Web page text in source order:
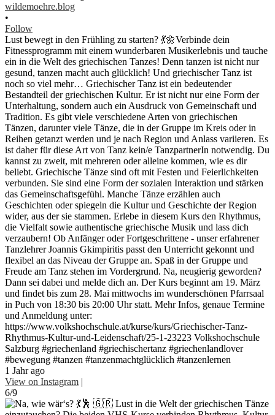
wildemoehre.blog
•
Follow
Lust bewegt in den Frühling zu starten? 💃🌼Verbinde dein
Fitnessprogramm mit einem wunderbaren Musikerlebnis und tauche
ein in die Welt des griechischen Tanzes! Denn tanzen ist nicht nur
gesund, tanzen macht auch glücklich! Und griechischer Tanz ist
noch so viel mehr… Griechischer Tanz ist ein bedeutender
Bestandteil der griechischen Kultur. Er ist nicht nur eine Form der
Unterhaltung, sondern auch ein Ausdruck von Gemeinschaft und
Tradition. Es gibt viele verschiedene Arten von griechischen
Tänzen, darunter viele Tänze, die in der Gruppe im Kreis oder in
Reihen getanzt werden und je nach Region und Anlass variieren. Es
ist daher für diese Art von Tanz kein/e TanzpartnerIn notwendig. Du
kannst zu zweit, mit mehreren oder alleine kommen, wie es dir
beliebt. Griechische Tänze sind oft mit Festen und Feierlichkeiten
verbunden. Sie sind eine Form der sozialen Interaktion und stärken
das Gemeinschaftsgefühl. Manche Tänze erzählen auch
Geschichten oder spiegeln die Kultur und Geschichte der Region
wider, aus der sie stammen. Erlebe in diesem Kurs den Rhythmus,
die Vielfalt sowie authentische griechische Musik und lass dich
verzaubern! Ob Anfänger oder Fortgeschrittene - unser erfahrener
Tanzlehrer Joannis Gkimpiritis passt den Unterricht gekonnt und
flexibel an das Niveau der Gruppe an. Spaß in der Gruppe und
Freude am Tanz stehen im Vordergrund. Na, neugierig geworden?
Dann sei dabei und melde dich an. Der Kurs beginnt am 19. März
und findet bis zum 28. Mai mittwochs im wunderschönen Pfarrsaal
in Puch von 18:30 bis 20:00 Uhr statt. Mehr Infos, genaue Termine
und Anmeldung unter:
https://www.volkshochschule.at/kurse/kurs/Griechischer-Tanz-
Rhythmus-Kultur-und-Leidenschaft/25-1-23223 Volkshochschule
Salzburg #griechenland #griechischertanz #griechenlandlover
#bewegung #tanzen #tanzenmachtglücklich #tanzenlernen
1 Jahr ago
View on Instagram |
6/9